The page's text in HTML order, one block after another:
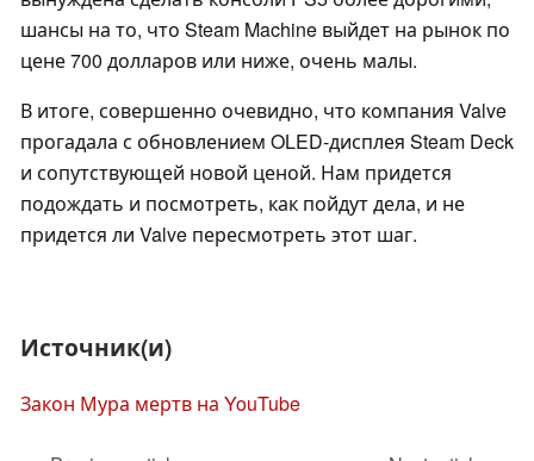
шансы на то, что Steam Machine выйдет на рынок по
цене 700 долларов или ниже, очень малы.
В итоге, совершенно очевидно, что компания Valve
прогадала с обновлением OLED-дисплея Steam Deck
и сопутствующей новой ценой. Нам придется
подождать и посмотреть, как пойдут дела, и не
придется ли Valve пересмотреть этот шаг.
Источник(и)
Закон Мура мертв на YouTube